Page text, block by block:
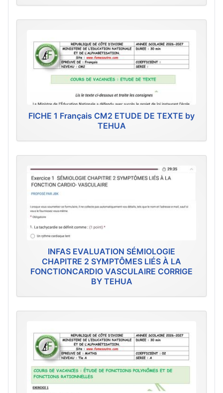
FICHE 1 Français CM2 ETUDE DE TEXTE by
TEHUA
INFAS EVALUATION SÉMIOLOGIE
CHAPITRE 2 SYMPTÔMES LIÉS À LA
FONCTIONCARDIO VASCULAIRE CORRIGE
BY TEHUA